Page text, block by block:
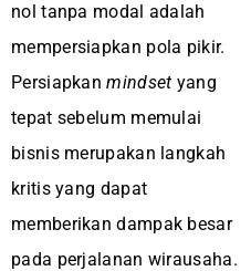
nol tanpa modal adalah
mempersiapkan pola pikir.
Persiapkanmindset yang
tepat sebelum memulai
bisnis merupakan langkah
kritis yang dapat
memberikan dampak besar
pada perjalanan wirausaha.